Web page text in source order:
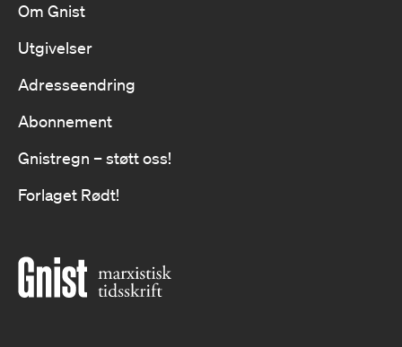
Om Gnist
Utgivelser
Adresseendring
Abonnement
Gnistregn – støtt oss!
Forlaget Rødt!